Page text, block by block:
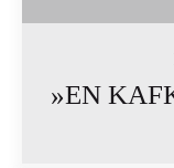
»EN